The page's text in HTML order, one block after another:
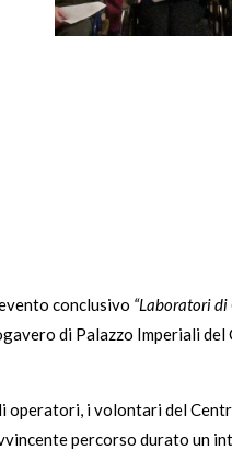
conclusivo “Laboratori di
di Palazzo Imperiali
i volontari del
percorso durato un